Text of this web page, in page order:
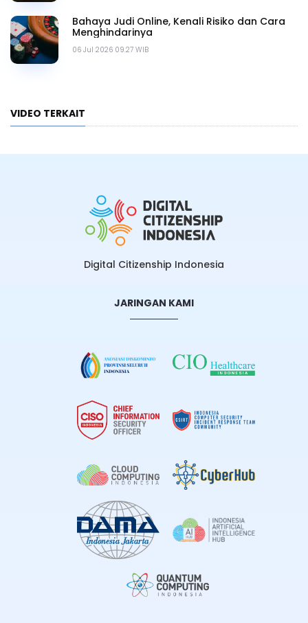
06 Jul 2026 09.27 WIB
Bahaya Judi Online, Kenali Risiko dan Cara
Menghindarinya
VIDEO TERKAIT
Digital Citizenship Indonesia
JARINGAN KAMI